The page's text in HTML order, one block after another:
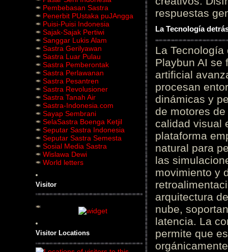
Pembebasan Sastra
Penerbit PUstaka puJAngga
Puisi-Puisi Indonesia
Sajak-Sajak Pertiwi
Sanggar Lukis Alam
Sastra Gerilyawan
Sastra Luar Pulau
Sastra Pemberontak
Sastra Perlawanan
Sastra Pesantren
Sastra Revolusioner
Sastra Tanah Air
Sastra-Indonesia.com
Sayap Sembrani
SelaSastra Boenga Ketjil
Seputar Sastra Indonesia
Seputar Sastra Semesta
Sosial Media Sastra
Wislawa Dewi
World letters
Visitor
Visitor Locations
respuestas
La Tecnología
La
Playbun AI se
artificial
procesan
dinámicas y
de motores
calidad visual
plataforma
natural para
las
movimiento y
arquitectura
nube,
latencia. La
permite que